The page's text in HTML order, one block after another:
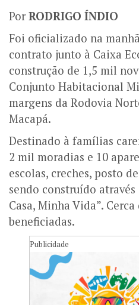
PorRODRIGO ÍNDIO
Foi oficializado na
contrato junto à Caixa
construção de 1,5 mil
Conjunto Habitacional
margens da Rodovia
Macapá.
Destinado à famílias
2 mil moradias e 10
escolas, creches, posto
sendo construído
Casa, Minha Vida”.
beneficiadas.
Publicidade